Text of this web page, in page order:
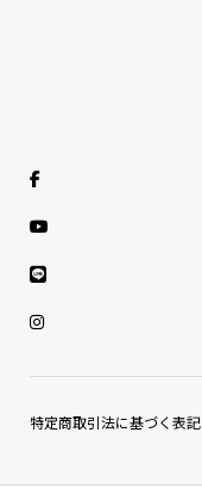
特定商取引法に基づく表記